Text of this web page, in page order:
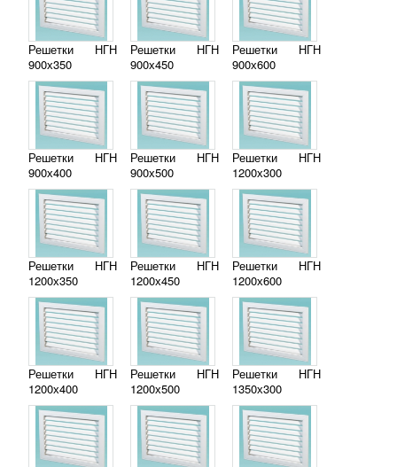
Решетки НГН
900х350
Решетки НГН
900х400
Решетки НГН
900х450
Решетки НГН
900х500
Решетки НГН
900х600
Решетки НГН
1200х300
Решетки НГН
1200х350
Решетки НГН
1200х400
Решетки НГН
1200х450
Решетки НГН
1200х500
Решетки НГН
1200х600
Решетки НГН
1350х300